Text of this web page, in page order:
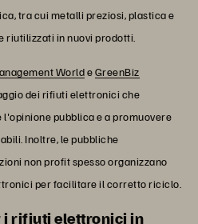
tra cui metalli preziosi, plastica e
riutilizzati in nuovi prodotti.
WorldeGreenBiz
dei rifiuti elettronici che
pubblica e a promuovere
Inoltre, le pubbliche
non profit spesso organizzano
per facilitare il corretto riciclo.
i rifiuti elettronici in